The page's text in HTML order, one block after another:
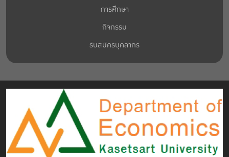
การศึกษา
กิจกรรม
รับสมัครบุคลากร